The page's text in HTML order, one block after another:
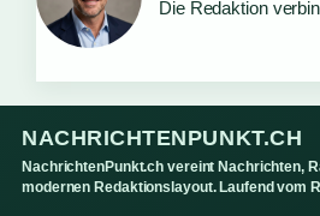
Die Redaktion
NACHRICHTENPUNKT.CH
NachrichtenPunkt.ch vereint Nachrichten,
modernen Redaktionslayout. Laufend vom